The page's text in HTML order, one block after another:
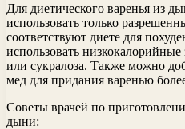
Для диетического варенья из
использовать только
соответствуют диете для
использовать
или сукралоза. Также можно
мед для придания варенью
Советы врачей по
дыни: